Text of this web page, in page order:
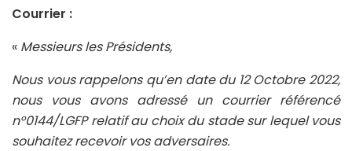
Courrier :
« Messieurs les Présidents,
Nous vous rappelons qu’en date du 12 Octobre 2022,
nous vous avons adressé un courrier référencé
n°0144/LGFP relatif au choix du stade sur lequel vous
souhaitez recevoir vos adversaires.